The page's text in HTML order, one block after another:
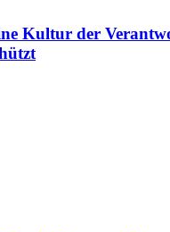
Kultur der